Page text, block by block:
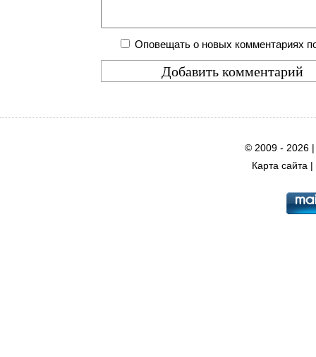
Оповещать о новых комментариях
© 2009 - 2026
Карта сайта